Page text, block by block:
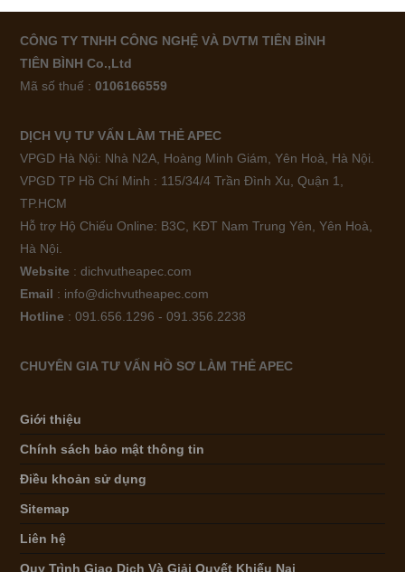
CÔNG TY TNHH CÔNG NGHỆ VÀ DVTM TIÊN BÌNH
TIÊN BÌNH Co.,Ltd
Mã số thuế :0106166559
DỊCH VỤ TƯ VẤN LÀM THẺ APEC
VPGD Hà Nội: Nhà N2A, Hoàng Minh Giám, Yên Hoà, Hà Nội.
VPGD TP Hồ Chí Minh : 115/34/4 Trần Đình Xu, Quận 1,
TP.HCM
Hỗ trợ Hộ Chiếu Online: B3C, KĐT Nam Trung Yên, Yên Hoà,
Hà Nội.
Website : dichvutheapec.com
Email : info@dichvutheapec.com
Hotline : 091.656.1296 - 091.356.2238
CHUYÊN GIA TƯ VẤN HỒ SƠ LÀM THẺ APEC
Giới thiệu
Chính sách bảo mật thông tin
Điều khoản sử dụng
Sitemap
Liên hệ
Quy Trình Giao Dịch Và Giải Quyết Khiếu Nại